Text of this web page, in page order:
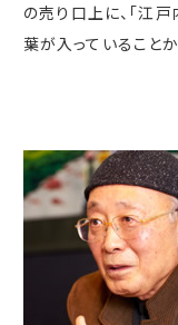
の売り口上に、「江
葉が入っていること